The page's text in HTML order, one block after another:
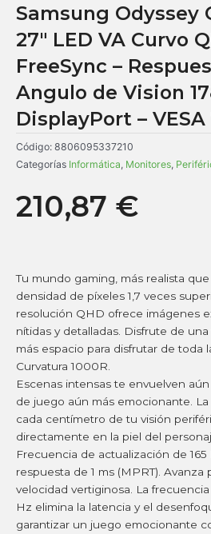
Samsung Odyssey
27″ LED VA Curvo
FreeSync –
Angulo de Vision
DisplayPort –
Código: 8806095337210
Categorías Informática, Monitores,
210,87 €
Tu mundo gaming, más realista
densidad de píxeles 1,7 veces
resolución QHD ofrece imágenes
nítidas y detalladas. Disfrute de
más espacio para disfrutar de toda
Curvatura 1000R.
Escenas intensas te envuelven
de juego aún más emocionante.
cada centímetro de tu visión
directamente en la piel del
Frecuencia de actualización de
respuesta de 1 ms (MPRT). Avanza
velocidad vertiginosa. La
Hz elimina la latencia y el
garantizar un juego emocionante